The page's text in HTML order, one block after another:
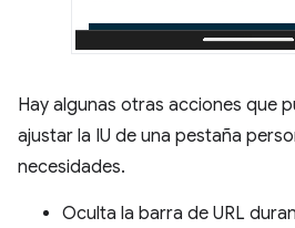
Hay algunas otras acciones que
ajustar la IU de una pestaña
necesidades.
Oculta la barra de URL